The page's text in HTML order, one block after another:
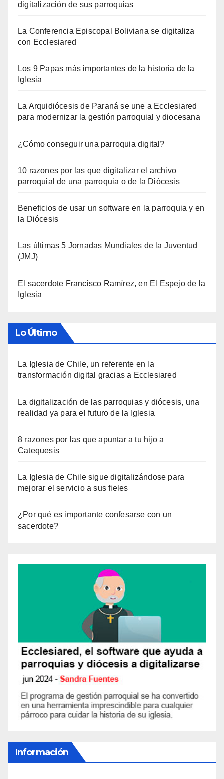
digitalización de sus parroquias
La Conferencia Episcopal Boliviana se digitaliza
con Ecclesiared
Los 9 Papas más importantes de la historia de la
Iglesia
La Arquidiócesis de Paraná se une a Ecclesiared
para modernizar la gestión parroquial y diocesana
¿Cómo conseguir una parroquia digital?
10 razones por las que digitalizar el archivo
parroquial de una parroquia o de la Diócesis
Beneficios de usar un software en la parroquia y en
la Diócesis
Las últimas 5 Jornadas Mundiales de la Juventud
(JMJ)
El sacerdote Francisco Ramírez, en El Espejo de la
Iglesia
Lo Último
La Iglesia de Chile, un referente en la
transformación digital gracias a Ecclesiared
La digitalización de las parroquias y diócesis, una
realidad ya para el futuro de la Iglesia
8 razones por las que apuntar a tu hijo a
Catequesis
La Iglesia de Chile sigue digitalizándose para
mejorar el servicio a sus fieles
¿Por qué es importante confesarse con un
sacerdote?
Información